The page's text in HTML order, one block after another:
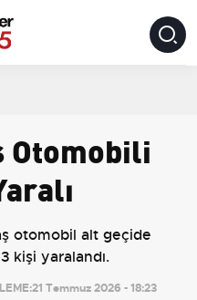
Otomobili
otomobil alt geçide
kişi yaralandı.
21 Temmuz 2026 - 18:23